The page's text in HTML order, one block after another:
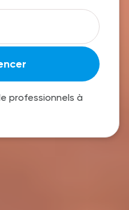
professionnels à